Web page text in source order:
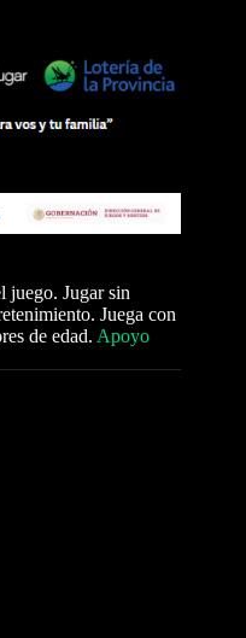
juego. Jugar sin
Juega con
de edad. Apoyo